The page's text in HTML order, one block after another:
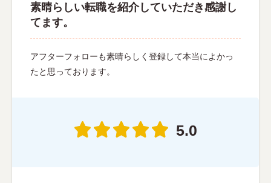
素晴らしい転職を紹介していただき感謝し
てます。
アフターフォローも素晴らしく登録して本当によかっ
たと思っております。
5.0